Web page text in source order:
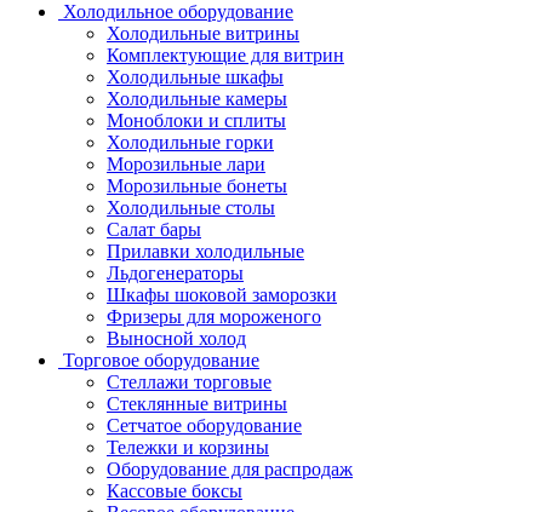
Холодильное оборудование
Холодильные витрины
Комплектующие для витрин
Холодильные шкафы
Холодильные камеры
Моноблоки и сплиты
Холодильные горки
Морозильные лари
Морозильные бонеты
Холодильные столы
Салат бары
Прилавки холодильные
Льдогенераторы
Шкафы шоковой заморозки
Фризеры для мороженого
Выносной холод
Торговое оборудование
Стеллажи торговые
Стеклянные витрины
Сетчатое оборудование
Тележки и корзины
Оборудование для распродаж
Кассовые боксы